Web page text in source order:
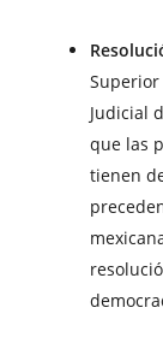
Judicial
que las
tienen